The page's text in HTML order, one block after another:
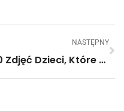
NASTĘPNY
20 Zdjęć Dzieci, Które Są Łudząco Podobne Do Swoich Lalek